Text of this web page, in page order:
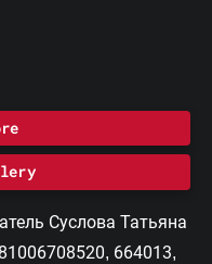
Суслова Татьяна
664013,